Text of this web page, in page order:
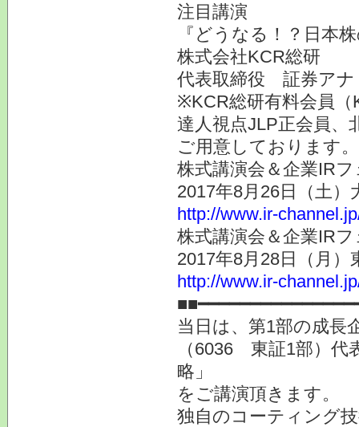
注目講演
『どうなる！？日本
株式会社KCR総研
代表取締役 証券ア
※KCR総研有料会員（
達人視点JLP正会員、
ご用意しております。
株式講演会＆企業IR
2017年8月26日（土
http://www.ir-
株式講演会＆企業IR
2017年8月28日（月
http://www.ir-
当日は、第1部の成長
（6036 東証1部）
略」
をご講演頂きます。
独自のコーティング